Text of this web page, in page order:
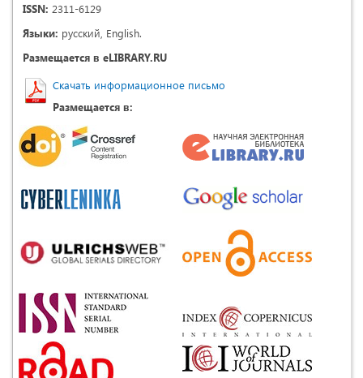
ISSN: 2311-6129
Языки: русский, English.
Размещается в eLIBRARY.RU
Скачать информационное письмо
Размещается в: